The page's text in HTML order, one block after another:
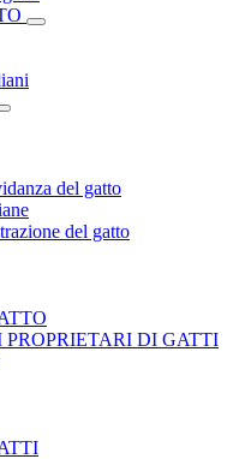
del gatto
del gatto
DI GATTI